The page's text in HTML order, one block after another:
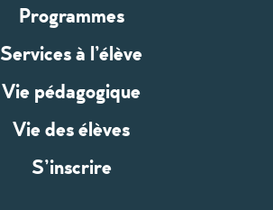
Programmes
Services à l’élève
Vie pédagogique
Vie des élèves
S’inscrire